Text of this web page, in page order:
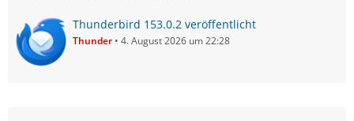
Thunderbird 153.0.2 veröffentlicht
Thunder 4. August 2026 um 22:28